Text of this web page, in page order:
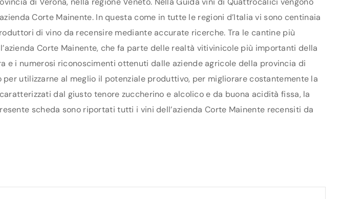
Corte Mainente. In questa come in tutte le regioni d’Italia vi sono centinaia
di vino da recensire mediante accurate ricerche. Tra le cantine più
Corte Mainente, che fa parte delle realtà vitivinicole più importanti della
e i numerosi riconoscimenti ottenuti dalle aziende agricole della provincia di
utilizzarne al meglio il potenziale produttivo, per migliorare costantemente la
dal giusto tenore zuccherino e alcolico e da buona acidità fissa, la
scheda sono riportati tutti i vini dell’azienda Corte Mainente recensiti da